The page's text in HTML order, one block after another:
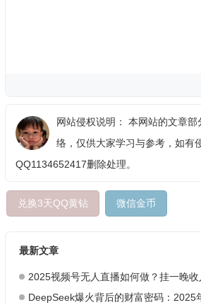
网站侵权说明： 本网站的文章部
络，仅供大家学习与参考，如有
QQ1134652417删除处理。
兑换3天QQ黄钻 微信金币
最新文章
2025视频号无人直播如何做？挂一晚收入1W+，这份教程
DeepSeek爆火背后的财富密码：2025年普通人如何抓住